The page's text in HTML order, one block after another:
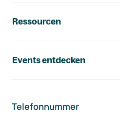
Ressourcen
Events entdecken
Telefonnummer